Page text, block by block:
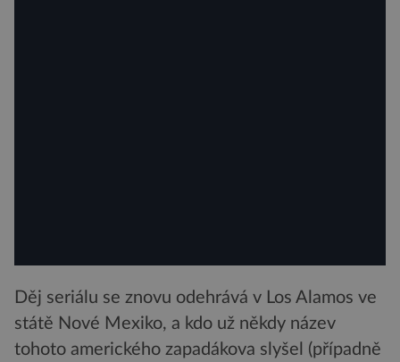
Děj seriálu se znovu odehrává v Los Alamos ve
státě Nové Mexiko, a kdo už někdy název
tohoto amerického zapadákova slyšel (případně